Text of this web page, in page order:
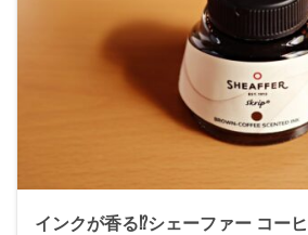
インクが香る⁉シェーファー コー